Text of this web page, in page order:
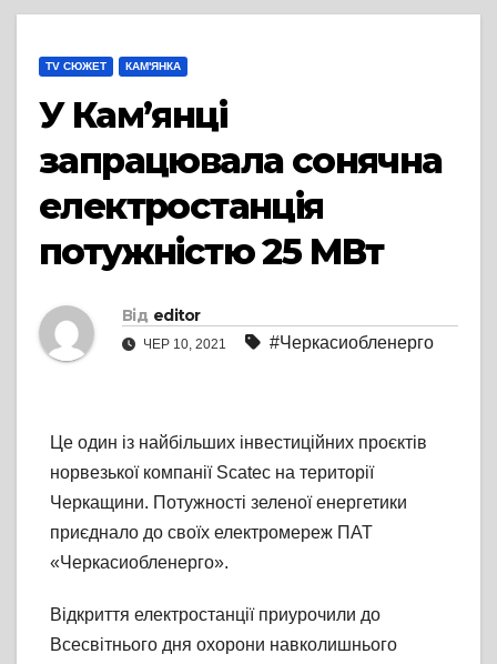
TV СЮЖЕТ КАМ'ЯНКА
У Кам’янці
запрацювала сонячна
електростанція
потужністю 25 МВт
Від editor
ЧЕР 10, 2021 #Черкасиобленерго
Це один із найбільших інвестиційних проєктів
норвезької компанії Scateс на території
Черкащини. Потужності зеленої енергетики
приєднало до своїх електромереж ПАТ
«Черкасиобленерго».
Відкриття електростанції приурочили до
Всесвітнього дня охорони навколишнього